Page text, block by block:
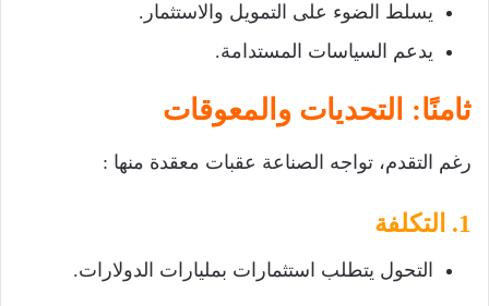
يسلط الضوء على التمويل والاستثمار.
يدعم السياسات المستدامة.
ثامنًا: التحديات والمعوقات
رغم التقدم، تواجه الصناعة عقبات معقدة منها :
1. التكلفة
التحول يتطلب استثمارات بمليارات الدولارات.